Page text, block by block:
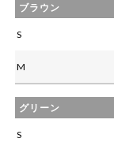
ブラウン
S
M
グリーン
S